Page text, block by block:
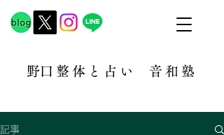
​野口整体と占い 音和塾​
記事